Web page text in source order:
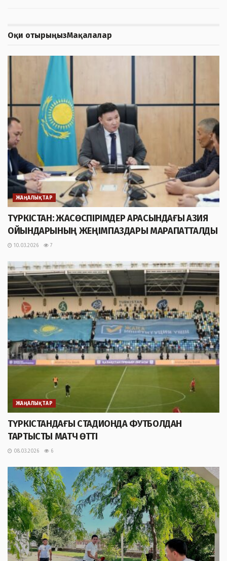
Оқи отырыңызМақалалар
ЖАҢАЛЫҚТАР
ТҮРКІСТАН: ЖАСӨСПІРІМДЕР АРАСЫНДАҒЫ АЗИЯ
ОЙЫНДАРЫНЫҢ ЖЕҢІМПАЗДАРЫ МАРАПАТТАЛДЫ
10.03.2026 7
ЖАҢАЛЫҚТАР
ТҮРКІСТАНДАҒЫ СТАДИОНДА ФУТБОЛДАН
ТАРТЫСТЫ МАТЧ ӨТТІ
08.03.2026 6